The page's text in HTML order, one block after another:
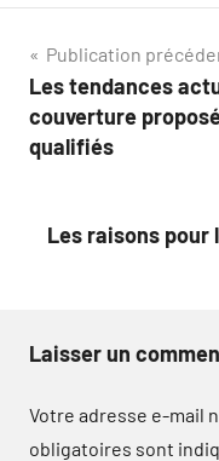
Navigation
de
l’article
Publication
Les tendances
couverture
qualifiés
Les raisons pour
Laisser un
Votre adresse e-mail
obligatoires sont